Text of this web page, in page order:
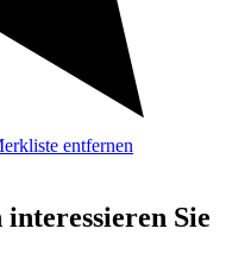
entfernen
Sie